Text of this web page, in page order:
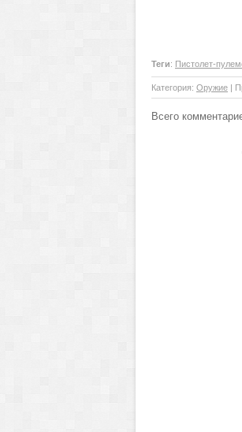
Теги: Пистолет-
Категория: Оружие |
Всего